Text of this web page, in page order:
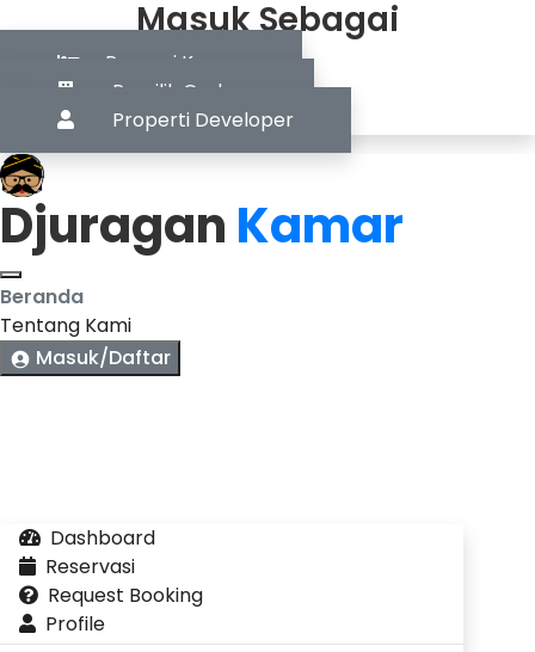
Masuk Sebagai
Pencari Kamar
Pemilik Gedung
Properti Developer
Djuragan Kamar
Beranda
Tentang Kami
Masuk/Daftar
Dashboard
Reservasi
Request Booking
Profile